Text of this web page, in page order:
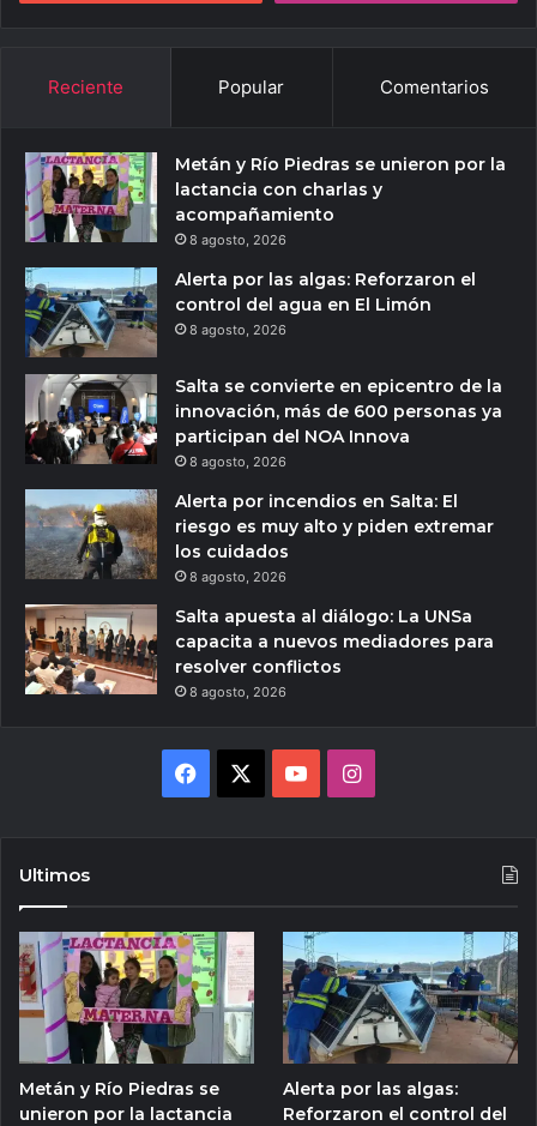
Reciente Popular Comentarios
Metán y Río Piedras se unieron por la
lactancia con charlas y
acompañamiento
8 agosto, 2026
Alerta por las algas: Reforzaron el
control del agua en El Limón
8 agosto, 2026
Salta se convierte en epicentro de la
innovación, más de 600 personas ya
participan del NOA Innova
8 agosto, 2026
Alerta por incendios en Salta: El
riesgo es muy alto y piden extremar
los cuidados
8 agosto, 2026
Salta apuesta al diálogo: La UNSa
capacita a nuevos mediadores para
resolver conflictos
8 agosto, 2026
Facebook YouTubeInstagram
Ultimos
Metán y Río Piedras se
unieron por la lactancia
Alerta por las algas:
Reforzaron el control del